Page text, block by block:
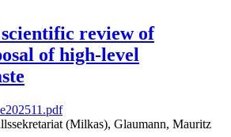
review of
of high-level
(Milkas), Glaumann, Mauritz